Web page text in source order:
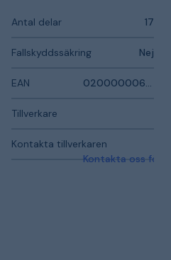
Antal delar 17
Fallskyddssäkring Nej
EAN 0200000068035
Tillverkare
Kontakta tillverkaren
Kontakta oss för